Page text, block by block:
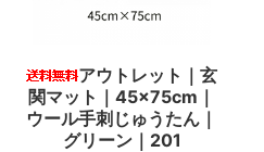
アウトレット｜玄
関マット｜45×75cm｜
ウール手刺じゅうたん｜
グリーン｜201